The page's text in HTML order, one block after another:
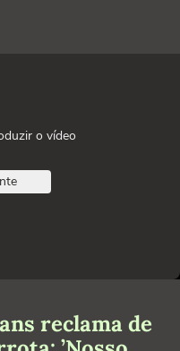
o vídeo
reclama de